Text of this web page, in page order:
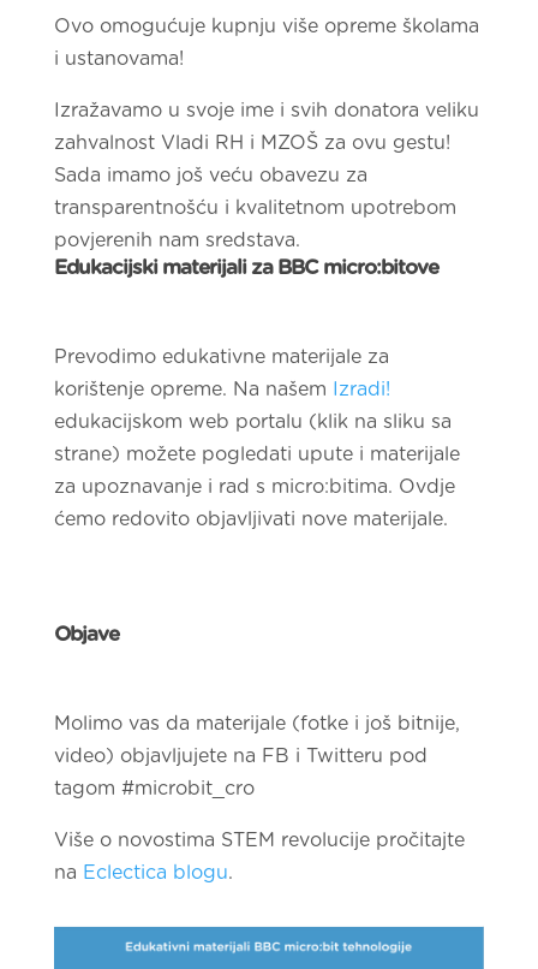
Ovo omogućuje kupnju više opreme školama
i ustanovama!
Izražavamo u svoje ime i svih donatora veliku
zahvalnost Vladi RH i MZOŠ za ovu gestu!
Sada imamo još veću obavezu za
transparentnošću i kvalitetnom upotrebom
povjerenih nam sredstava.
Edukacijski materijali za BBC micro:bitove
Prevodimo edukativne materijale za
korištenje opreme. Na našem
Izradi!
edukacijskom web portalu (klik na sliku sa
strane) možete pogledati upute i materijale
za upoznavanje i rad s micro:bitima. Ovdje
ćemo redovito objavljivati nove materijale.
Objave
Molimo vas da materijale (fotke i još bitnije,
video) objavljujete na FB i Twitteru pod
tagom #microbit_cro
Više o novostima STEM revolucije pročitajte
na Eclectica blogu.